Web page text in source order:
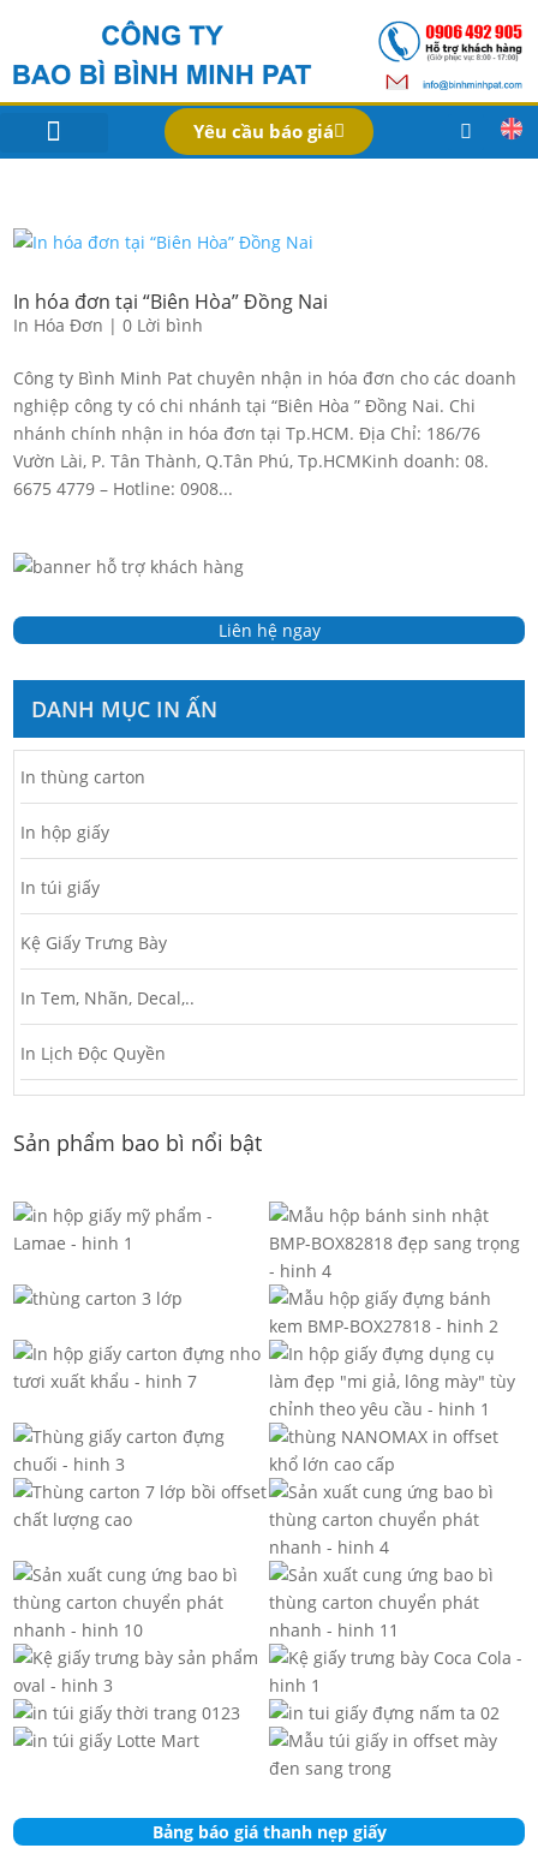
Yêu cầu báo giá
In hóa đơn tại “Biên Hòa” Đồng Nai
In Hóa Đơn |0 Lời bình
Công ty Bình Minh Pat chuyên nhận in hóa đơn cho các doanh
nghiệp công ty có chi nhánh tại “Biên Hòa ” Đồng Nai. Chi
nhánh chính nhận in hóa đơn tại Tp.HCM. Địa Chỉ: 186/76
Vườn Lài, P. Tân Thành, Q.Tân Phú, Tp.HCMKinh doanh: 08.
6675 4779 – Hotline: 0908...
Liên hệ ngay
DANH MỤC IN ẤN
In thùng carton
In hộp giấy
In túi giấy
Kệ Giấy Trưng Bày
In Tem, Nhãn, Decal,..
In Lịch Độc Quyền
Sản phẩm bao bì nổi bật
Bảng báo giá thanh nẹp giấy